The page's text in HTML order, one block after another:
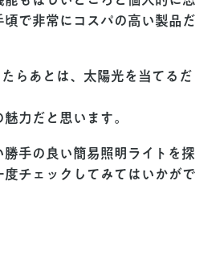
頃で非常にコスパの高い製品だ
らあとは、太陽光を当てるだ
力だと思います。
手の良い簡易照明ライトを探
度チェックしてみてはいかがで